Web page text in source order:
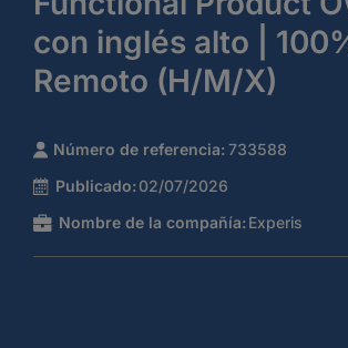
con inglés alto |
Remoto (H/M/X)
Número de referencia: 733588
Publicado: 02/07/2026
Nombre de la compañía: Experis